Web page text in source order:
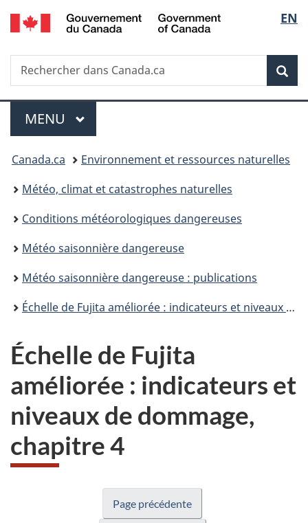
Passer
au
principal
Passer
à
Au
du
Passer
à
version
simplifiée
de
la
EN
Recherche
Rechercher
dans
Menu
MENU PRINCIPAL
Vous
êtes
ici :
Canada.ca
Environnement et ressources naturelles
Météo, climat et catastrophes naturelles
Conditions météorologiques dangereuses
Météo saisonnière dangereuse
Météo saisonnière dangereuse : publications
Échelle de Fujita améliorée : indicateurs et niveaux de dommage
Échelle de Fujita
améliorée : indicateurs et
niveaux de dommage,
chapitre 4
Page précédente